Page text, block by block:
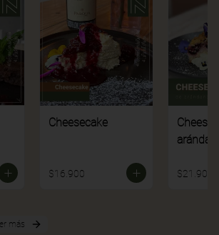
Cheesecake
$16.900 $21.900
más